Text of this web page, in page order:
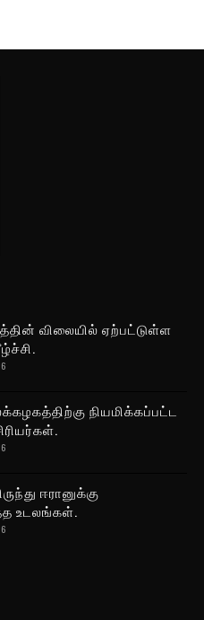
விலையில் ஏற்பட்டுள்ள
நியமிக்கப்பட்ட
ஈரானுக்கு
உடலங்கள்.